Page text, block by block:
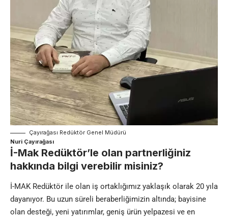
Çayırağası Redüktör Genel Müdürü
Nuri Çayırağası
İ-Mak Redüktör’le olan partnerliğiniz
hakkında bilgi verebilir misiniz?
İ-MAK Redüktör ile olan iş ortaklığımız yaklaşık olarak 20 yıla
dayanıyor. Bu uzun süreli beraberliğimizin altında; bayisine
olan desteği, yeni yatırımlar, geniş ürün yelpazesi ve en